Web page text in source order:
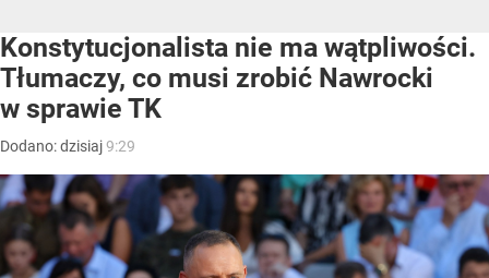
Konstytucjonalista nie ma wątpliwości.
Tłumaczy, co musi zrobić Nawrocki
w sprawie TK
Dodano:dzisiaj9:29